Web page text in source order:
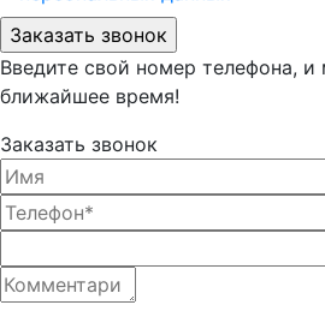
Введите свой номер телефона,
ближайшее время!
Заказать звонок